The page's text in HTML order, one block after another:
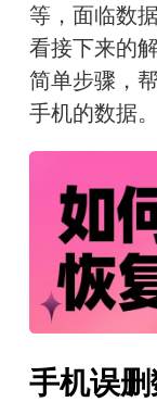
等，面临数
看接下来的
简单步骤，
手机的数据。
手机误